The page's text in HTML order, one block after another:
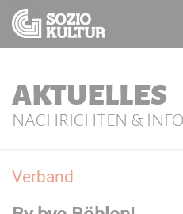
AKTUELLES
NACHRICHTEN &
Verband